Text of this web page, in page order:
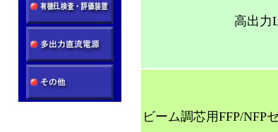
高出力
ビーム調芯用FFP/NFP